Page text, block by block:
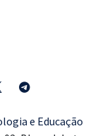
e Educação